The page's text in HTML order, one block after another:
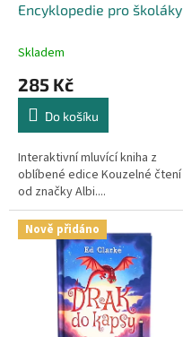
Encyklopedie pro školáky
Skladem
285 Kč
Do košíku
Interaktivní mluvící kniha z
oblíbené edice Kouzelné čtení
od značky Albi....
Nově přidáno